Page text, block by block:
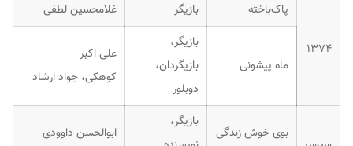
۱۳۷۴
پاک‌باخته بازیگر غلامحسین لطفی
ماه پیشونی
بازیگر،
بازیگردان،
دوبلور
علی اکبر
کوهکی، جواد ارشاد
بوی خوش زندگی
بازیگر،
ابوالحسن داوودی